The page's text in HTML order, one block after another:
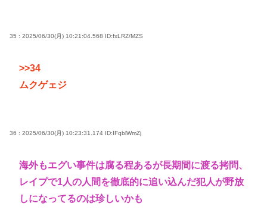
35 : 2025/06/30(月) 10:21:04.568 ID:fxLRZ/MZS
>>34
ムクゲェジ
36 : 2025/06/30(月) 10:23:31.174 ID:IFqblWmZj
海外もエグい事件は腐る程あるが長期間に渡る拷問、
レイプで1人の人間を徹底的に追い込んだ犯人が野放
しになってるのは珍しいかも